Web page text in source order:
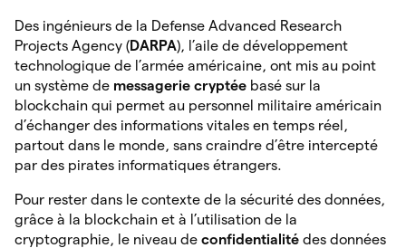
Des ingénieurs de la Defense Advanced Research
Projects Agency (DARPA), l’aile de développement
technologique de l’armée américaine, ont mis au point
un système de messagerie cryptée basé sur la
blockchain qui permet au personnel militaire américain
d’échanger des informations vitales en temps réel,
partout dans le monde, sans craindre d’être intercepté
par des pirates informatiques étrangers.
Pour rester dans le contexte de la sécurité des données,
grâce à la blockchain et à l’utilisation de la
cryptographie, le niveau de confidentialité des données